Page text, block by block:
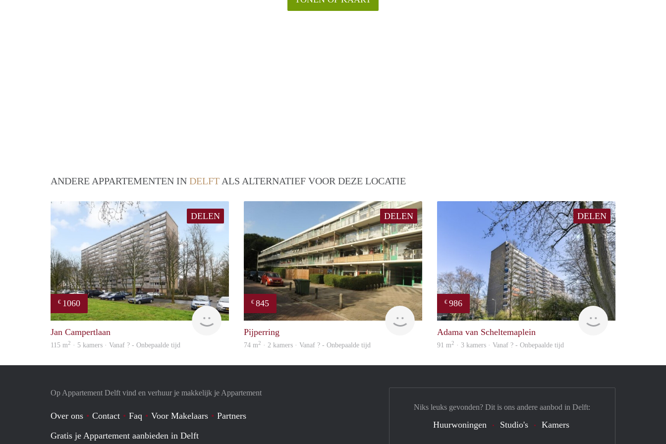
ANDERE APPARTEMENTEN IN DELFT ALS ALTERNATIEF VOOR DEZE LOCATIE
DELEN
€ 1060
finder
Jan Campertlaan
115 m2 · 5 kamers · Vanaf ? - Onbepaalde tijd
DELEN
€ 845
rent
Pijperring
74 m2 · 2 kamers · Vanaf ? - Onbepaalde tijd
DELEN
€ 986
finder
Adama van Scheltemaplein
91 m2 · 3 kamers · Vanaf ? - Onbepaalde tijd
Op Appartement Delft vind en verhuur je makkelijk je Appartement
Over ons Contact Faq Voor Makelaars
Partners
Gratis je Appartement aanbieden in Delft
Niks leuks gevonden? Dit is ons andere aanbod in Delft:
Huurwoningen Studio's Kamers